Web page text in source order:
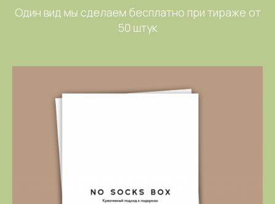
Один вид мы сделаем бесплатно при тираже от
50 штук